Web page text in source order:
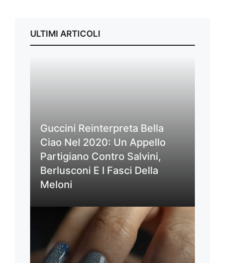
ULTIMI ARTICOLI
Guccini Reinterpreta Bella
Ciao Nel 2020: Un Appello
Partigiano Contro Salvini,
Berlusconi E I Fasci Della
Meloni